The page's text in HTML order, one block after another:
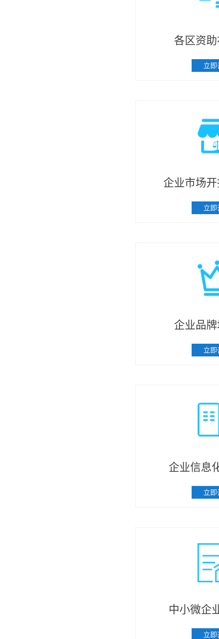
各区资
立即
企业市场
立即
企业品
立即
企业信息
立即
中小微企
立即